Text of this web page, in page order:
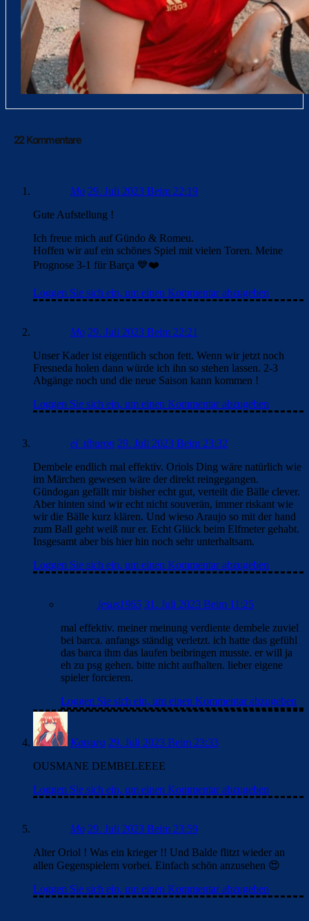
22 Kommentare
Mo 29. Juli 2023 Beim 22:19
Gute Aufstellung !
Ich freue mich auf Gündo & Romeu.
Hoffen wir auf ein schönes Spiel mit vielen Toren. Meine
Prognose 3-1 für Barça 💙❤️
Loggen Sie sich ein, um einen Kommentar abzugeben
Mo 29. Juli 2023 Beim 22:21
Unser Kader ist eigentlich schon fett. Wenn wir jetzt noch
Fresneda holen dann würde ich ihn so stehen lassen. 2-3
Abgänge noch und die neue Saison kann kommen !
Loggen Sie sich ein, um einen Kommentar abzugeben
el_tiburon 29. Juli 2023 Beim 23:32
Dembele endlich mal effektiv. Oriols Ding wäre natürlich wie
im Märchen gewesen wäre der direkt reingegangen.
Gündogan gefällt mir bisher echt gut, verteilt die Bälle clever.
Aber hinten sind wir echt nicht souverän, immer riskant wie
wir die Bälle kurz klären. Und wieso Araujo so mit der hand
zum Ball geht weiß nur er. Echt Glück beim Elfmeter gehabt.
Insgesamt aber bis hier hin noch sehr unterhaltsam.
Loggen Sie sich ein, um einen Kommentar abzugeben
jesus1965 31. Juli 2023 Beim 11:25
mal effektiv. meiner meinung verdiente dembele zuviel
bei barca. anfangs ständig verletzt. ich hatte das gefühl
das barca ihm das laufen beibringen musste. er will ja
eh zu psg gehen. bitte nicht aufhalten. lieber eigene
spieler forcieren.
Loggen Sie sich ein, um einen Kommentar abzugeben
Katsura 29. Juli 2023 Beim 23:33
OUSMANE DEMBELEEEE
Loggen Sie sich ein, um einen Kommentar abzugeben
Mo 29. Juli 2023 Beim 23:59
Alter Oriol ! Was ein krieger !! Und Balde flitzt wieder an
allen Gegenspielern vorbei. Einfach schön anzusehen 😍
Loggen Sie sich ein, um einen Kommentar abzugeben